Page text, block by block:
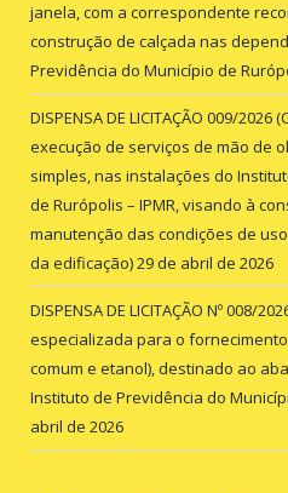
janela, com a correspondente
construção de calçada nas
Previdência do Município de
DISPENSA DE LICITAÇÃO 009/
execução de serviços de mão de
simples, nas instalações do
de Rurópolis – IPMR, visando à
manutenção das condições de
da edificação)29 de abril de 2026
DISPENSA DE LICITAÇÃO Nº 008/
especializada para o
comum e etanol), destinado ao
Instituto de Previdência do
abril de 2026